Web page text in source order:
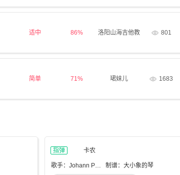
适中 86% 洛阳山海吉他教 801
简单 71% 珺妹儿 1683
指弹 卡农
歌手：Johann Pachelbel 制谱：大小象的琴